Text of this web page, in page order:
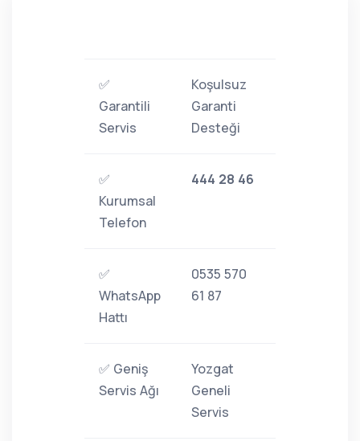
✅
Garantili
Servis
Koşulsuz
Garanti
Desteği
✅
Kurumsal
Telefon
444 28 46
✅
WhatsApp
Hattı
0535 570
61 87
✅ Geniş
Servis Ağı
Yozgat
Geneli
Servis